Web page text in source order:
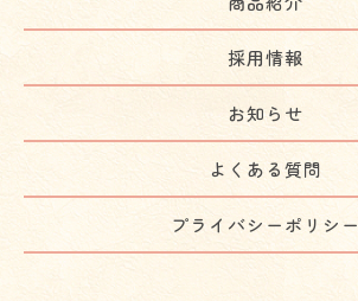
採用情報
お知らせ
よくある質問
プライバシーポリシー